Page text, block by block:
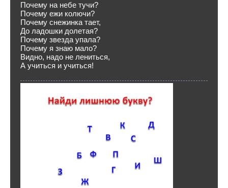
Почему на небе тучи?
Почему ежи колючи?
Почему снежинка тает,
До ладошки долетая?
Почему звезда упала?
Почему я знаю мало?
Видно, надо не лениться,
А учиться и учиться!